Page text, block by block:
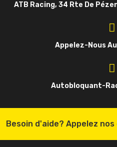
ATB Racing, 34 Rte De
Appelez-Nous
Autobloquant-
Besoin d'aide? Appelez nos